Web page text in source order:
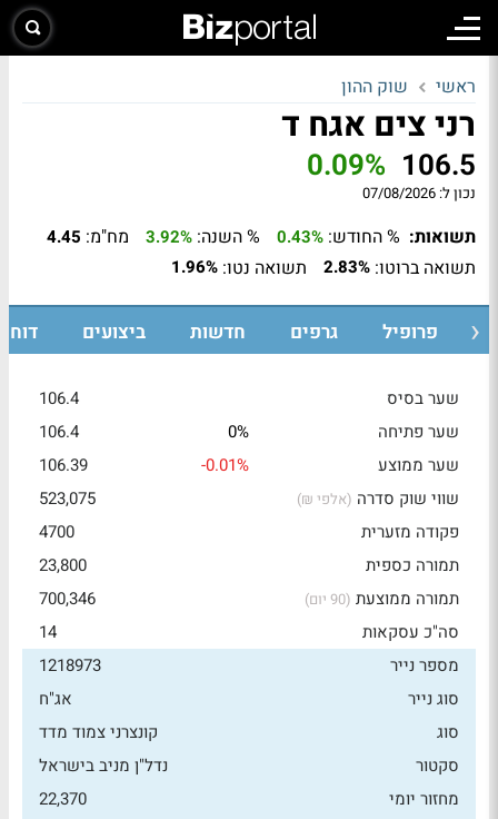
ראשי שוק ההון
רני צים אגח ד
106.5
0.09%
נכון ל: 07/08/2026
תשואות: % החודש: 0.43% % השנה: 3.92% מח"מ: 4.45
תשואה ברוטו: 2.83% תשואה נטו: 1.96%
פרופיל גרפים חדשות ביצועים
שער בסיס
106.4
שער פתיחה
0%
106.4
שער ממוצע
-0.01%
106.39
שווי שוק סדרה (אלפי ₪)
523,075
פקודה מזערית
4700
תמורה כספית
23,800
תמורה ממוצעת (90 יום)
700,346
סה"כ עסקאות
14
מספר נייר
1218973
סוג נייר
אג"ח
סוג
קונצרני צמוד מדד
סקטור
נדל"ן מניב בישראל
מחזור יומי
22,370